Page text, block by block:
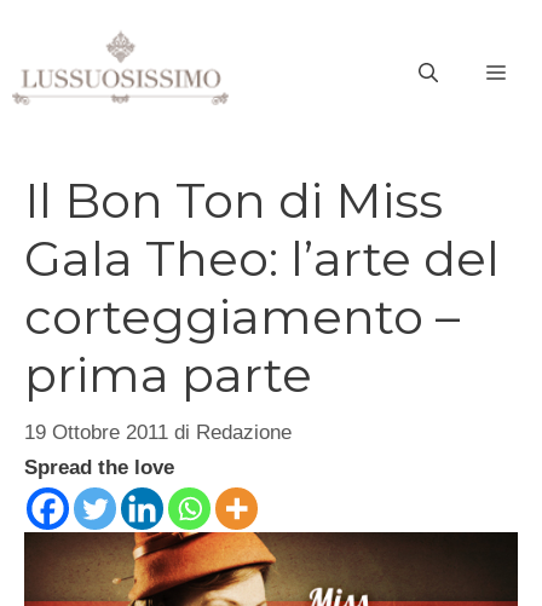
contenuto
Il Bon Ton di Miss
Gala Theo: l’arte del
corteggiamento –
prima parte
19 Ottobre 2011 di Redazione
Spread the love